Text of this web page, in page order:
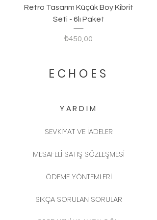
Retro Tasarım Küçük Boy Kibrit
Seti - 6lı Paket
Fiyat
₺450,00
ECHOES
YARDIM
SEVKİYAT VE İADELER
MESAFELİ SATIŞ SÖZLEŞMESİ
ÖDEME YÖNTEMLERİ
SIKÇA SORULAN SORULAR